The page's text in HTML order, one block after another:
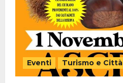
Eventi Turismo e Città